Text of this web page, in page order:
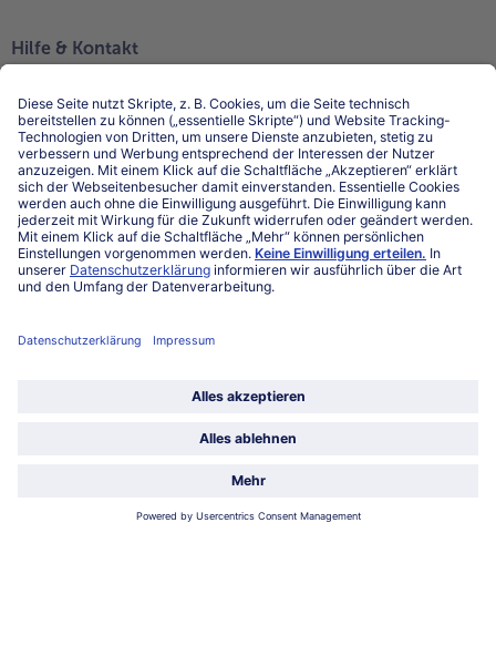
Hilfe & Kontakt
Kontakt
FAQ
Service
Unternehmen